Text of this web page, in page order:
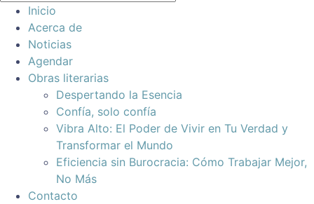
Inicio
Acerca de
Noticias
Agendar
Obras literarias
Despertando la Esencia
Confía, solo confía
Vibra Alto: El Poder de Vivir en Tu Verdad y
Transformar el Mundo
Eficiencia sin Burocracia: Cómo Trabajar Mejor,
No Más
Contacto